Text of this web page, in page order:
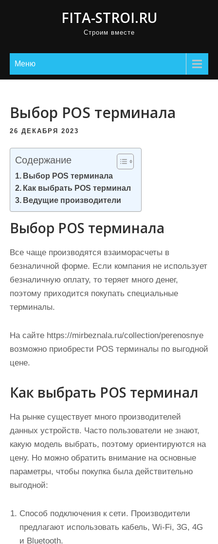
FITA-STROI.RU
Строим вместе
Меню
Выбор POS терминала
26 ДЕКАБРЯ 2023
Содержание
Выбор POS терминала
Как выбрать POS терминал
Ведущие производители
Выбор POS терминала
Все чаще производятся взаиморасчеты в
безналичной форме. Если компания не использует
безналичную оплату, то теряет много денег,
поэтому приходится покупать специальные
терминалы.
На сайте https://mirbeznala.ru/collection/perenosnye
возможно приобрести POS терминалы по выгодной
цене.
Как выбрать POS терминал
На рынке существует много производителей
данных устройств. Часто пользователи не знают,
какую модель выбрать, поэтому ориентируются на
цену. Но можно обратить внимание на основные
параметры, чтобы покупка была действительно
выгодной:
Способ подключения к сети. Производители
предлагают использовать кабель, Wi-Fi, 3G, 4G
и Bluetooth.